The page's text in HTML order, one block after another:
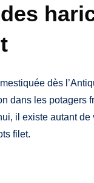
dès
dans les potagers
il existe autant
filet.